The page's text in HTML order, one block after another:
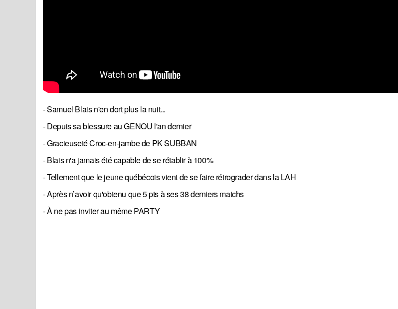
- Samuel Blais n'en dort plus la nuit...
- Depuis sa blessure au GENOU l'an dernier
- Gracieuseté Croc-en-jambe de PK SUBBAN
- Blais n'a jamais été capable de se rétablir à 100%
- Tellement que le jeune québécois vient de se faire rétrograder dans la LAH
- Après n’avoir qu'obtenu que 5 pts à ses 38 derniers matchs
- À ne pas inviter au même PARTY